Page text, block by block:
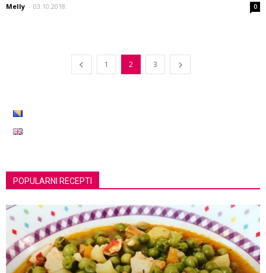
Melly - 03.10.2018. 0
1 2 3
POPULARNI RECEPTI